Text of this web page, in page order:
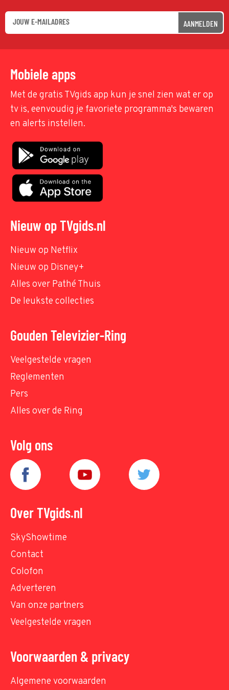
AANMELDEN
Mobiele apps
Met de gratis TVgids app kun je snel zien wat er op
tv is, eenvoudig je favoriete programma's bewaren
en alerts instellen.
Nieuw op TVgids.nl
Nieuw op Netflix
Nieuw op Disney+
Alles over Pathé Thuis
De leukste collecties
Gouden Televizier-Ring
Veelgestelde vragen
Reglementen
Pers
Alles over de Ring
Volg ons
Over TVgids.nl
SkyShowtime
Contact
Colofon
Adverteren
Van onze partners
Veelgestelde vragen
Voorwaarden & privacy
Algemene voorwaarden